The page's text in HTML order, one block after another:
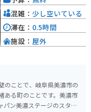
のことで、岐阜県美濃市の
ある町のことです。美濃市
パン美濃ステージのスター
混雑： 少し空いている
滞在： 0.5時間
施設： 屋外